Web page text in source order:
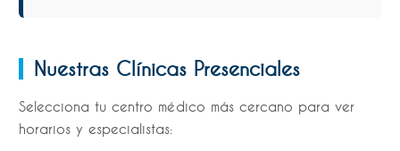
Nuestras Clínicas Presenciales
Selecciona tu centro médico más cercano para ver
horarios y especialistas: